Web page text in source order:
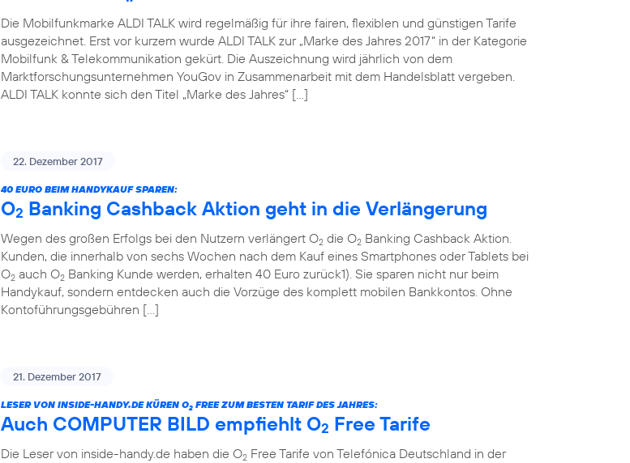
Die Mobilfunkmarke ALDI TALK wird regelmäßig für ihre fairen, flexiblen und günstigen Tarife
ausgezeichnet. Erst vor kurzem wurde ALDI TALK zur „Marke des Jahres 2017“ in der Kategorie
Mobilfunk & Telekommunikation gekürt. Die Auszeichnung wird jährlich von dem
Marktforschungsunternehmen YouGov in Zusammenarbeit mit dem Handelsblatt vergeben.
ALDI TALK konnte sich den Titel „Marke des Jahres“ […]
22. Dezember 2017
40 EURO BEIM HANDYKAUF SPAREN:
O2 Banking Cashback Aktion geht in die Verlängerung
Wegen des großen Erfolgs bei den Nutzern verlängert O2 die O2 Banking Cashback Aktion.
Kunden, die innerhalb von sechs Wochen nach dem Kauf eines Smartphones oder Tablets bei
O2 auch O2 Banking Kunde werden, erhalten 40 Euro zurück1). Sie sparen nicht nur beim
Handykauf, sondern entdecken auch die Vorzüge des komplett mobilen Bankkontos. Ohne
Kontoführungsgebühren […]
21. Dezember 2017
LESER VON INSIDE-HANDY.DE KÜREN O2 FREE ZUM BESTEN TARIF DES JAHRES:
Auch COMPUTER BILD empfiehlt O2 Free Tarife
Die Leser von inside-handy.de haben die O2 Free Tarife von Telefónica Deutschland in der